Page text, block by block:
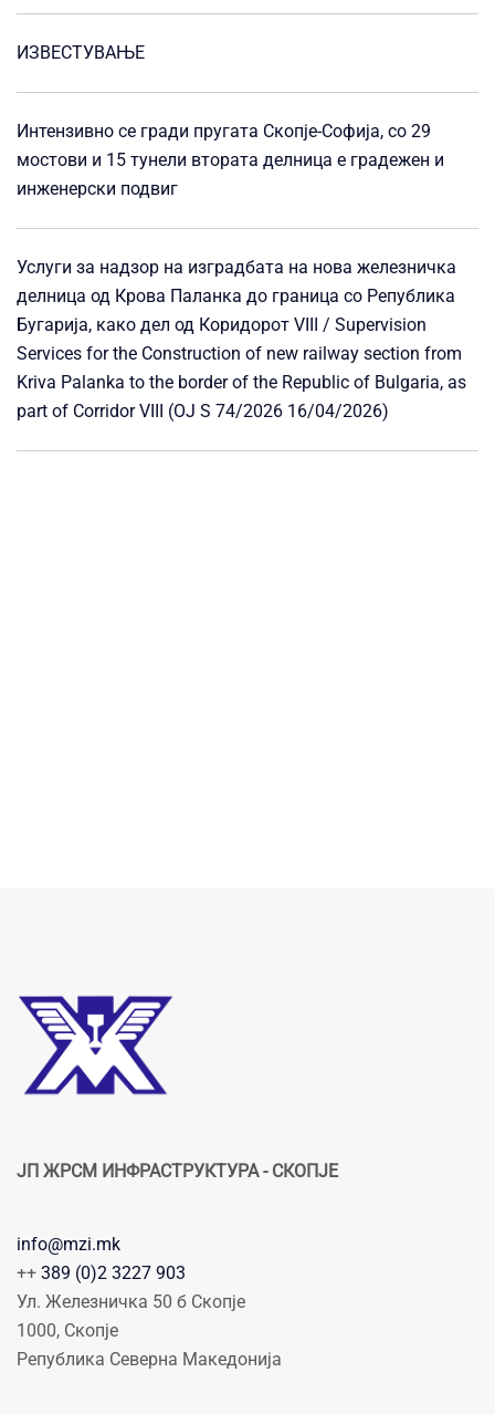
ИЗВЕСТУВАЊЕ
Интензивно се гради пругата Скопје-Софија, со 29
мостови и 15 тунели втората делница е градежен и
инженерски подвиг
Услуги за надзор на изградбата на нова железничка
делница од Крова Паланка до граница со Република
Бугарија, како дел од Коридорот VIII / Supervision
Services for the Construction of new railway section from
Kriva Palanka to the border of the Republic of Bulgaria, as
part of Corridor VIII (OJ S 74/2026 16/04/2026)
ЈП ЖРСМ ИНФРАСТРУКТУРА - СКОПЈЕ
info@mzi.mk
++ 389 (0)2 3227 903
Ул. Железничка 50 б Скопје
1000, Скопје
Република Северна Македонија